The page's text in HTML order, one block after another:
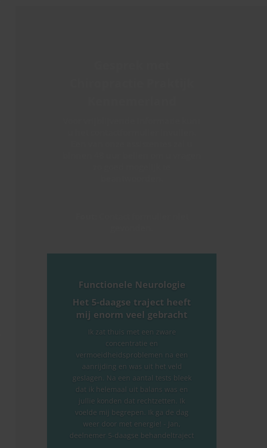
Functionele Neurologie
Het 5-daagse traject heeft
mij enorm veel gebracht
Ik zat thuis met een zware
concentratie en
vermoeidheidsproblemen na een
aanrijding en was uit het veld
geslagen. Na een aantal tests bleek
dat ik helemaal uit balans was en
jullie konden dat rechtzetten. Ik
voelde mij begrepen. Ik ga de dag
weer door met energie! - Jan,
deelnemer 5-daagse behandeltraject